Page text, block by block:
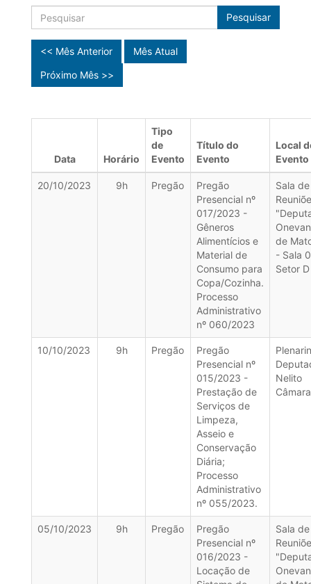
Pesquisar
<< Mês Anterior
Mês Atual
Próximo Mês >>
Data Horário
Tipo
de
Evento
Título do
Evento
Local
Evento
20/10/2023 9h Pregão
Pregão
Presencial nº
017/2023 -
Gêneros
Alimentícios e
Material de
Consumo para
Copa/Cozinha.
Processo
Administrativo
nº 060/2023
Sala de
Onevan
de
- Sala
Setor D
10/10/2023 9h Pregão
Pregão
Presencial nº
015/2023 -
Prestação de
Serviços de
Limpeza,
Asseio e
Conservação
Diária;
Processo
Administrativo
nº 055/2023.
Nelito
Câmara
05/10/2023 9h Pregão
Pregão
Presencial nº
016/2023 -
Locação de
Sala de
Onevan